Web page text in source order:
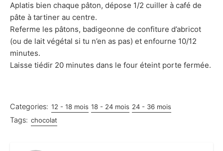
Aplatis bien chaque pâton, dépose 1/2 cuiller à café de
pâte à tartiner au centre.
Referme les pâtons, badigeonne de confiture d’abricot
(ou de lait végétal si tu n’en as pas) et enfourne 10/12
minutes.
Laisse tiédir 20 minutes dans le four éteint porte fermée.
Categories: 12 - 18 mois 18 - 24 mois 24 - 36 mois
Tags: chocolat